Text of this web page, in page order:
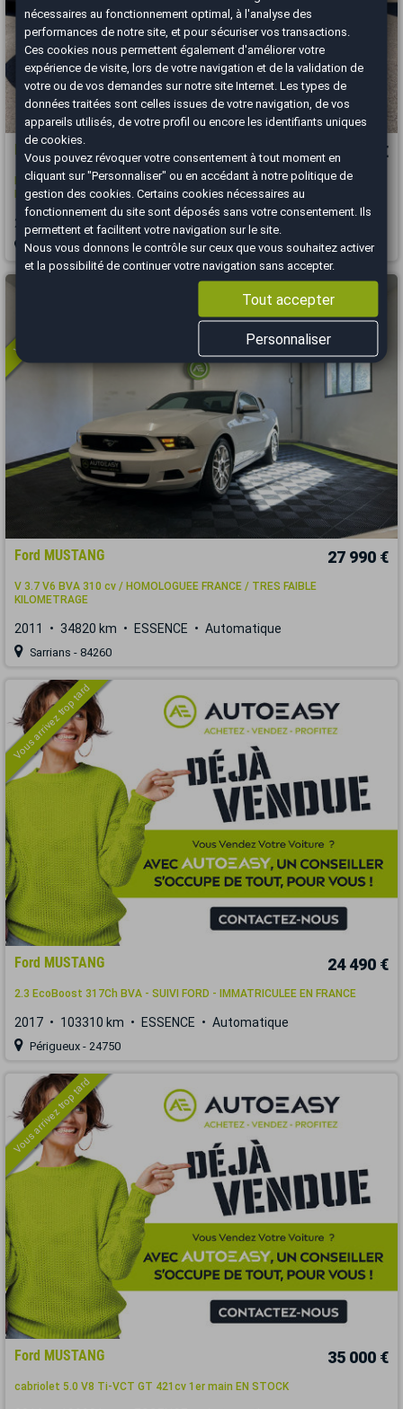
Ford MUSTANG 28 490 €
Mach E AWD 269cv Standard Range / 1ere main / Super état / 4x4 /
Blanc Nacre...
2023 55000 km ELECTRIQUE Automatique
Aix-en-Provence - 13290
Vous arrivez trop tard
Ford MUSTANG 27 990 €
V 3.7 V6 BVA 310 cv / HOMOLOGUEE FRANCE / TRES FAIBLE
KILOMETRAGE
2011 34820 km ESSENCE Automatique
Sarrians - 84260
Vous arrivez trop tard
Ford MUSTANG 24 490 €
2.3 EcoBoost 317Ch BVA - SUIVI FORD - IMMATRICULEE EN FRANCE
2017 103310 km ESSENCE Automatique
Périgueux - 24750
Vous arrivez trop tard
Ford MUSTANG 35 000 €
cabriolet 5.0 V8 Ti-VCT GT 421cv 1er main EN STOCK
nécessaires au fonctionnement optimal, à l'analyse des
performances de notre site, et pour sécuriser vos transactions.
Ces cookies nous permettent également d'améliorer votre
expérience de visite, lors de votre navigation et de la validation de
votre ou de vos demandes sur notre site Internet. Les types de
données traitées sont celles issues de votre navigation, de vos
appareils utilisés, de votre profil ou encore les identifiants uniques
de cookies.
Vous pouvez révoquer votre consentement à tout moment en
cliquant sur "Personnaliser" ou en accédant à notrepolitique de
gestion des cookies . Certains cookies nécessaires au
fonctionnement du site sont déposés sans votre consentement. Ils
permettent et facilitent votre navigation sur le site.
Nous vous donnons le contrôle sur ceux que vous souhaitez activer
et la possibilité de continuer votre navigation sans accepter.
Tout accepter
Personnaliser